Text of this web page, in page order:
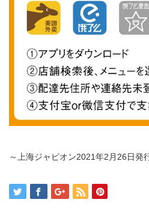
～上海ジャピオン2021年2月26日発